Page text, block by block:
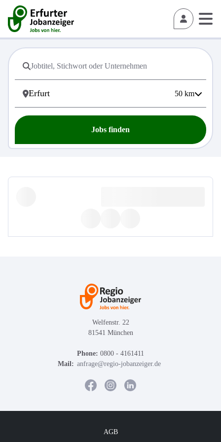
50 km
Jobs finden
Welfenstr. 22
81541 München
Phone: 0800 - 4161411
Mail: anfrage@regio-jobanzeiger.de
AGB